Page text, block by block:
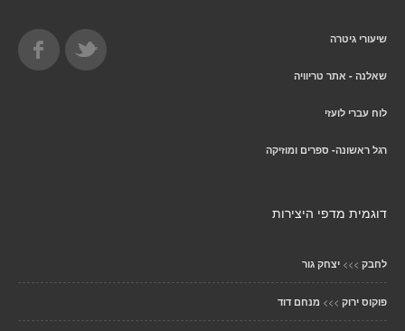
שיעורי גיטרה
שאלנה - אתר טריוויה
לוח עברי לועזי
רגל ראשונה- ספרים ומוזיקה
דוגמית מדפי היצירות
לחבק >>> יצחק גור
פוקוס ירוק >>> מנחם דוד